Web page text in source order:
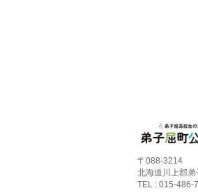
〒088-3214
北海道川上郡
TEL : 015-486-